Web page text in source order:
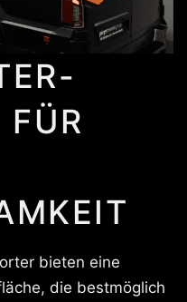
FÜR
bieten eine
die bestmöglich